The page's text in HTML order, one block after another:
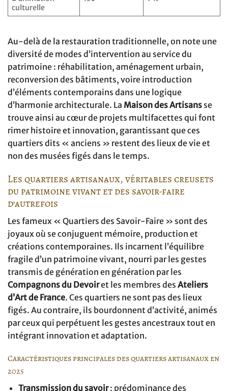
culturelle
Au-delà de la restauration traditionnelle, on note une
diversité de modes d’intervention au service du
patrimoine : réhabilitation, aménagement urbain,
reconversion des bâtiments, voire introduction
d’éléments contemporains dans une logique
d’harmonie architecturale. La Maison des Artisans se
trouve ainsi au cœur de projets multifacettes qui font
rimer histoire et innovation, garantissant que ces
quartiers dits « anciens » restent des lieux de vie et
non des musées figés dans le temps.
Les quartiers artisanaux, véritables creusets
du patrimoine vivant et des savoir-faire
d’autrefois
Les fameux « Quartiers des Savoir-Faire » sont des
joyaux où se conjuguent mémoire, production et
créations contemporaines. Ils incarnent l’équilibre
fragile d’un patrimoine vivant, nourri par les gestes
transmis de génération en génération par les
Compagnons du Devoiret les membres des Ateliers
d’Art de France. Ces quartiers ne sont pas des lieux
figés. Au contraire, ils bourdonnent d’activité, animés
par ceux qui perpétuent les gestes ancestraux tout en
intégrant innovation et adaptation.
Caractéristiques principales des quartiers artisanaux en
2025
Transmission du savoir: prédominance des